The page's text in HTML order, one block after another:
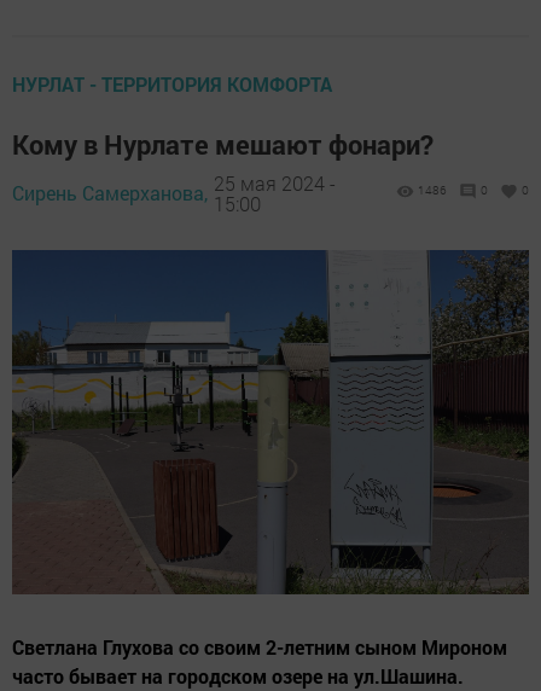
НУРЛАТ - ТЕРРИТОРИЯ КОМФОРТА
Кому в Нурлате мешают фонари?
Сирень Самерханова, 25 мая 2024 -
15:00
1486 0 0
Светлана Глухова со своим 2-летним сыном Мироном
часто бывает на городском озере на ул.Шашина.